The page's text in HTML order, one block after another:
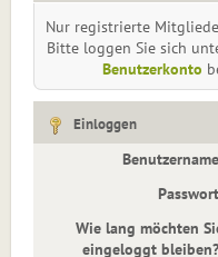
Nur registrierte
Bitte loggen Sie sich
Benutzerkonto
Einloggen
Wie lang möchten
eingeloggt